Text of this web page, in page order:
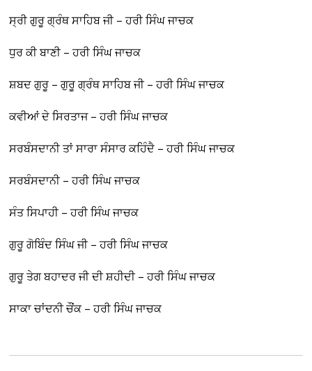
ਸ੍ਰੀ ਗੁਰੂ ਗ੍ਰੰਥ ਸਾਹਿਬ ਜੀ – ਹਰੀ ਸਿੰਘ ਜਾਚਕ
ਧੁਰ ਕੀ ਬਾਣੀ – ਹਰੀ ਸਿੰਘ ਜਾਚਕ
ਸ਼ਬਦ ਗੁਰੂ – ਗੁਰੂ ਗ੍ਰੰਥ ਸਾਹਿਬ ਜੀ – ਹਰੀ ਸਿੰਘ ਜਾਚਕ
ਕਵੀਆਂ ਦੇ ਸਿਰਤਾਜ – ਹਰੀ ਸਿੰਘ ਜਾਚਕ
ਸਰਬੰਸਦਾਨੀ ਤਾਂ ਸਾਰਾ ਸੰਸਾਰ ਕਹਿੰਦੈ – ਹਰੀ ਸਿੰਘ ਜਾਚਕ
ਸਰਬੰਸਦਾਨੀ – ਹਰੀ ਸਿੰਘ ਜਾਚਕ
ਸੰਤ ਸਿਪਾਹੀ – ਹਰੀ ਸਿੰਘ ਜਾਚਕ
ਗੁਰੂ ਗੋਬਿੰਦ ਸਿੰਘ ਜੀ – ਹਰੀ ਸਿੰਘ ਜਾਚਕ
ਗੁਰੂ ਤੇਗ ਬਹਾਦਰ ਜੀ ਦੀ ਸ਼ਹੀਦੀ – ਹਰੀ ਸਿੰਘ ਜਾਚਕ
ਸਾਕਾ ਚਾਂਦਨੀ ਚੌਂਕ – ਹਰੀ ਸਿੰਘ ਜਾਚਕ